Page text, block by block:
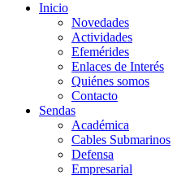
Inicio
Novedades
Actividades
Efemérides
Enlaces de Interés
Quiénes somos
Contacto
Sendas
Académica
Cables Submarinos
Defensa
Empresarial